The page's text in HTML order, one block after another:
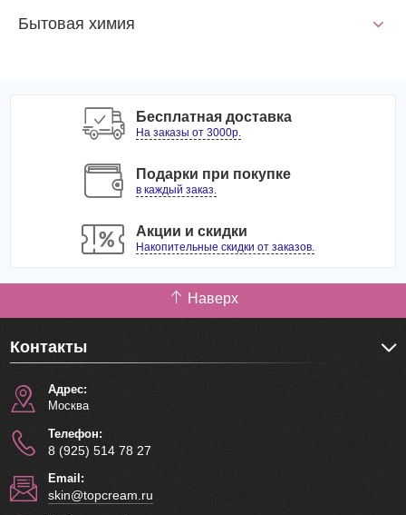
Бытовая химия
Бесплатная доставка
На заказы от 3000р.
Подарки при покупке
в каждый заказ.
Акции и скидки
Накопительные скидки от заказов.
Наверх
Контакты
Адрес:
Москва
Телефон:
8 (925) 514 78 27
Email:
skin@topcream.ru